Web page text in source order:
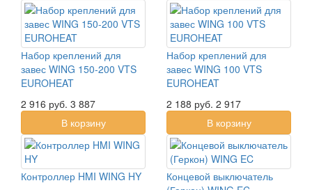
Набор креплений для
завес WING 150-200 VTS
EUROHEAT
2 916 руб. 3 887
В корзину
Набор креплений для
завес WING 100 VTS
EUROHEAT
2 188 руб. 2 917
В корзину
Контроллер HMI WING HY
Концевой выключатель